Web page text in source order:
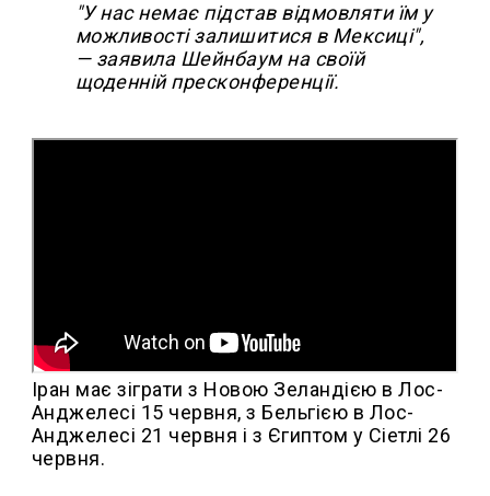
"У нас немає підстав відмовляти їм у
можливості залишитися в Мексиці",
— заявила Шейнбаум на своїй
щоденній пресконференції.
Іран має зіграти з Новою Зеландією в Лос-
Анджелесі 15 червня, з Бельгією в Лос-
Анджелесі 21 червня і з Єгиптом у Сіетлі 26
червня.